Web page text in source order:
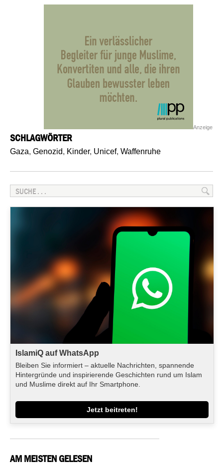
Anzeige
SCHLAGWÖRTER
Gaza, Genozid, Kinder, Unicef, Waffenruhe
IslamiQ auf WhatsApp
Bleiben Sie informiert – aktuelle Nachrichten, spannende
Hintergründe und inspirierende Geschichten rund um Islam
und Muslime direkt auf Ihr Smartphone.
Jetzt beitreten!
AM MEISTEN GELESEN